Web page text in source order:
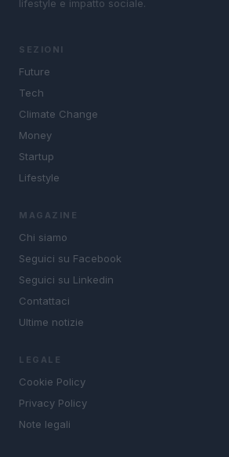
lifestyle e impatto sociale.
SEZIONI
Future
Tech
Climate Change
Money
Startup
Lifestyle
MAGAZINE
Chi siamo
Seguici su Facebook
Seguici su Linkedin
Contattaci
Ultime notizie
LEGALE
Cookie Policy
Privacy Policy
Note legali